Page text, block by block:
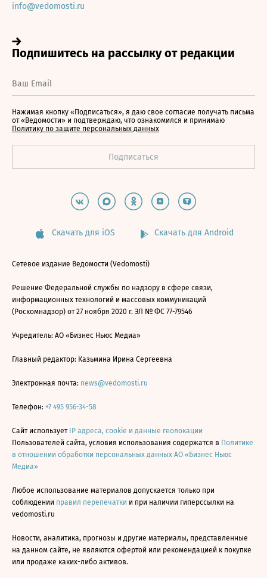
info@vedomosti.ru
Нажимая кнопку «Подписаться», я даю свое согласие получать письма
от «Ведомости» и подтверждаю, что ознакомился и принимаю
Политику по защите персональных данных
Скачать для iOS Скачать для Android
Сетевое издание Ведомости (Vedomosti)
Решение Федеральной службы по надзору в сфере связи,
информационных технологий и массовых коммуникаций
(Роскомнадзор) от 27 ноября 2020 г. ЭЛ № ФС 77-79546
Учредитель: АО «Бизнес Ньюс Медиа»
Главный редактор: Казьмина Ирина Сергеевна
Электронная почта: news@vedomosti.ru
Телефон: +7 495 956-34-58
Сайт использует IP адреса, cookie и данные геолокации
Пользователей сайта, условия использования содержатся в Политике
в отношении обработки персональных данных АО «Бизнес Ньюс
Медиа»
Любое использование материалов допускается только при
соблюдении правил перепечатки и при наличии гиперссылки на
vedomosti.ru
Новости, аналитика, прогнозы и другие материалы, представленные
на данном сайте, не являются офертой или рекомендацией к покупке
или продаже каких-либо активов.